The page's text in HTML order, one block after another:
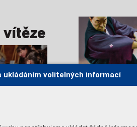
ukládáním volitelných informací
vítěze